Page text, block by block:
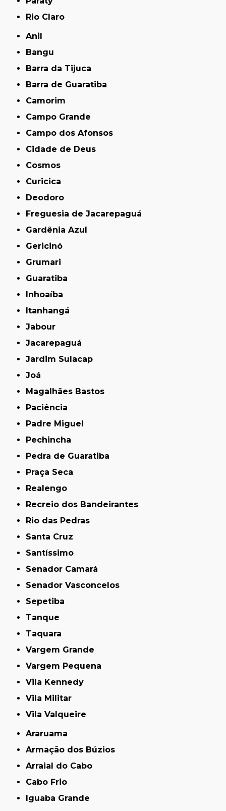
Rio Claro
Anil
Bangu
Barra da Tijuca
Barra de Guaratiba
Camorim
Campo Grande
Campo dos Afonsos
Cidade de Deus
Cosmos
Curicica
Deodoro
Freguesia de Jacarepaguá
Gardênia Azul
Gericinó
Grumari
Guaratiba
Inhoaíba
Itanhangá
Jabour
Jacarepaguá
Jardim Sulacap
Joá
Magalhães Bastos
Paciência
Padre Miguel
Pechincha
Pedra de Guaratiba
Praça Seca
Realengo
Recreio dos Bandeirantes
Rio das Pedras
Santa Cruz
Santíssimo
Senador Camará
Senador Vasconcelos
Sepetiba
Tanque
Taquara
Vargem Grande
Vargem Pequena
Vila Kennedy
Vila Militar
Vila Valqueire
Araruama
Armação dos Búzios
Arraial do Cabo
Cabo Frio
Iguaba Grande